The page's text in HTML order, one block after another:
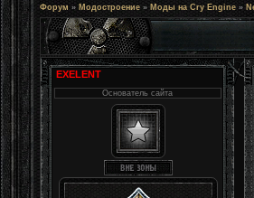
Форум » Модостроение » Моды на Cry Engine »
EXELENT
Основатель сайта